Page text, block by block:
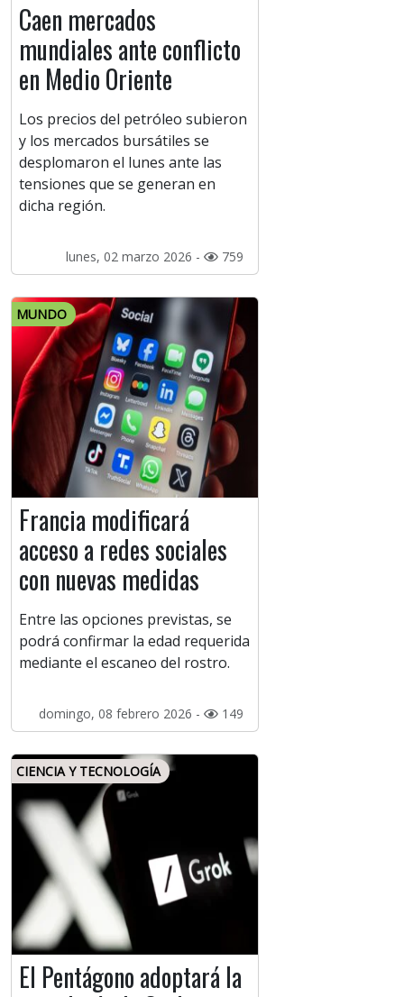
Caen mercados
mundiales ante conflicto
en Medio Oriente
Los precios del petróleo subieron
y los mercados bursátiles se
desplomaron el lunes ante las
tensiones que se generan en
dicha región.
lunes, 02 marzo 2026 - 759
MUNDO
Francia modificará
acceso a redes sociales
con nuevas medidas
Entre las opciones previstas, se
podrá confirmar la edad requerida
mediante el escaneo del rostro.
domingo, 08 febrero 2026 - 149
CIENCIA Y TECNOLOGÍA
El Pentágono adoptará la